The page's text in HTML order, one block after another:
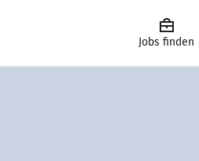
Jobs finden